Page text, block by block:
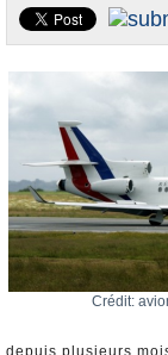
Nominations et
Elections
Infos insolites
Crédit:
depuis plusieurs